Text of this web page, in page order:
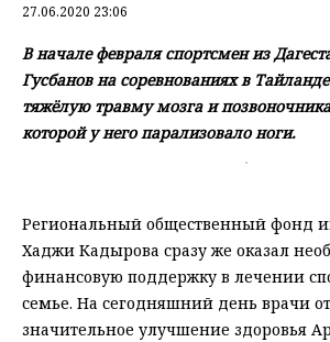
27.06.2020 23:06
В начале февраля спортсмен из
Гусбанов на соревнованиях в
тяжёлую травму мозга и
которой у него парализовало ноги.
Региональный общественный фонд
Хаджи Кадырова сразу же оказал
финансовую поддержку в лечении
семье. На сегодняшний день врачи
значительное улучшение здоровья